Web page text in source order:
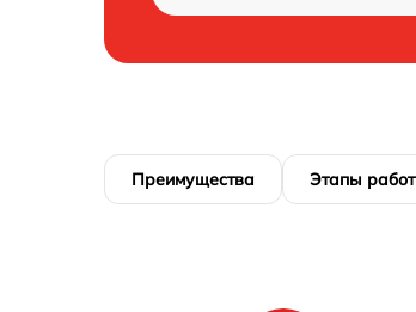
Преимущества Этапы работ